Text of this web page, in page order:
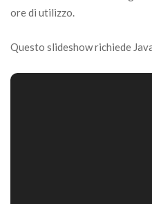
ore di utilizzo.
Questo slideshow richiede